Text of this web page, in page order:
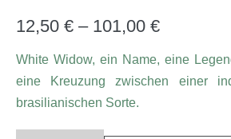
basierend
auf
rtungen
12,50 € – 101,00 €
White Widow, ein Name, eine
eine Kreuzung zwischen einer
brasilianischen Sorte.